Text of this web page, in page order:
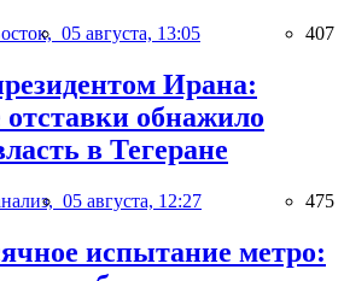
05 августа, 13:05 407
Ирана:
отставки обнажило
в Тегеране
05 августа, 12:27 475
испытание метро: